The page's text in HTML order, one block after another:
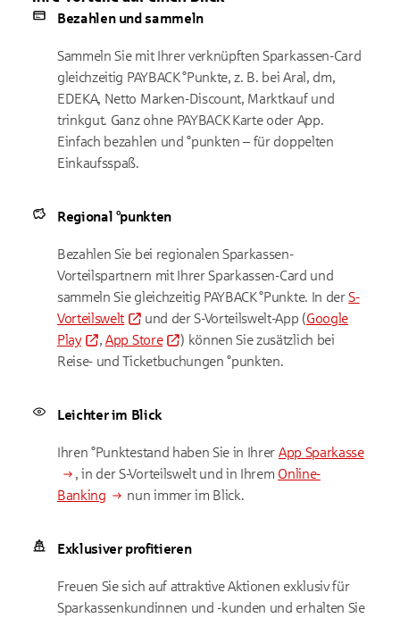
Bezahlen und sammeln
Sammeln Sie mit Ihrer verknüpften Sparkassen-Card
gleichzeitig PAYBACK °Punkte, z. B. bei Aral, dm,
EDEKA, Netto Marken-Discount, Marktkauf und
trinkgut. Ganz ohne PAYBACK Karte oder App.
Einfach bezahlen und °punkten – für doppelten
Einkaufsspaß.
Regional °punkten
Bezahlen Sie bei regionalen Sparkassen-
Vorteilspartnern mit Ihrer Sparkassen-Card und
sammeln Sie gleichzeitig PAYBACK °Punkte. In derS-
Vorteilswelt
und der S-Vorteilswelt-App (Google
Play
,App Store
) können Sie zusätzlich bei
Reise- und Ticketbuchungen °punkten.
Leichter im Blick
Ihren °Punktestand haben Sie in Ihrer App Sparkasse
, in der S-Vorteilswelt und in Ihrem Online-
Banking
nun immer im Blick.
Exklusiver profitieren
Freuen Sie sich auf attraktive Aktionen exklusiv für
Sparkassenkundinnen und -kunden und erhalten Sie